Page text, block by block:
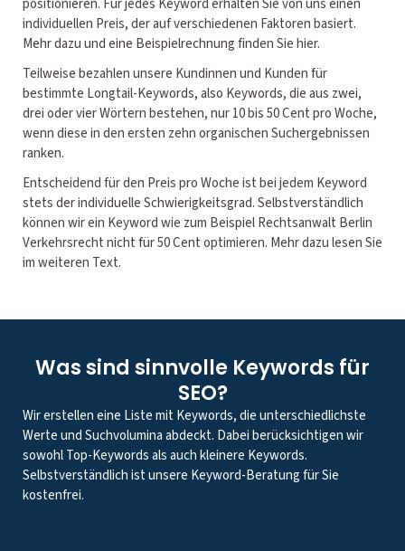
positionieren. Für jedes Keyword erhalten Sie von uns einen
individuellen Preis, der auf verschiedenen Faktoren basiert.
Mehr dazu und eine Beispielrechnung finden Sie hier.
Teilweise bezahlen unsere Kundinnen und Kunden für
bestimmte Longtail-Keywords, also Keywords, die aus zwei,
drei oder vier Wörtern bestehen, nur 10 bis 50 Cent pro Woche,
wenn diese in den ersten zehn organischen Suchergebnissen
ranken.
Entscheidend für den Preis pro Woche ist bei jedem Keyword
stets der individuelle Schwierigkeitsgrad. Selbstverständlich
können wir ein Keyword wie zum Beispiel Rechtsanwalt Berlin
Verkehrsrecht nicht für 50 Cent optimieren. Mehr dazu lesen Sie
im weiteren Text.
Was sind sinnvolle Keywords für
SEO?
Wir erstellen eine Liste mit Keywords, die unterschiedlichste
Werte und Suchvolumina abdeckt. Dabei berücksichtigen wir
sowohl Top-Keywords als auch kleinere Keywords.
Selbstverständlich ist unsere Keyword-Beratung für Sie
kostenfrei.